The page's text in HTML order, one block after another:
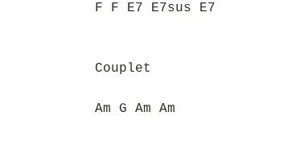
F F E7 E7sus E7
Couplet
Am G Am Am